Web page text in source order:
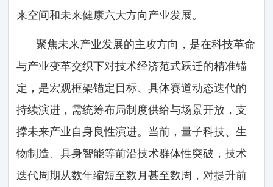
来空间和未来健康六大方向产业发展。
聚焦未来产业发展的主攻方向，是在科技革命
与产业变革交织下对技术经济范式跃迁的精准锚
定，是宏观框架锚定目标、具体赛道动态迭代的
持续演进，需统筹布局制度供给与场景开放，支
撑未来产业自身良性演进。当前，量子科技、生
物制造、具身智能等前沿技术群体性突破，技术
迭代周期从数年缩短至数月甚至数周，对提升前